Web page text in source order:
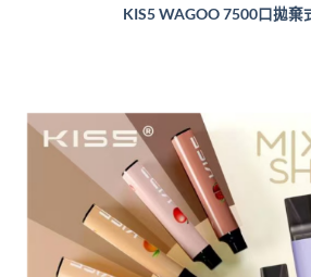
KIS5 WAGOO 7500口拋棄